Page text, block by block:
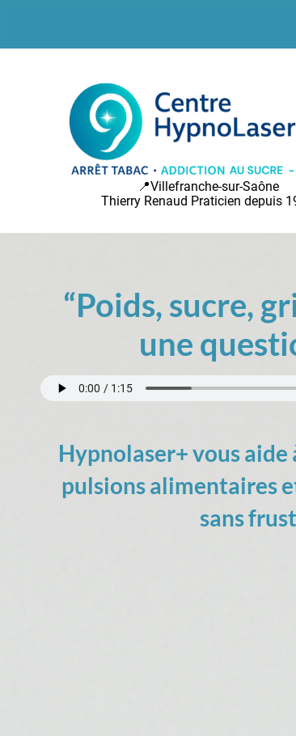
📍Villefranche-sur-Saône
Thierry Renaud Praticien depuis
“Poids, sucre,
une
Hypnolaser+ vous
pulsions alimentaires
sans